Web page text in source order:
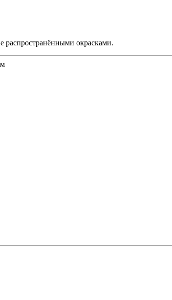
распространёнными окрасками.